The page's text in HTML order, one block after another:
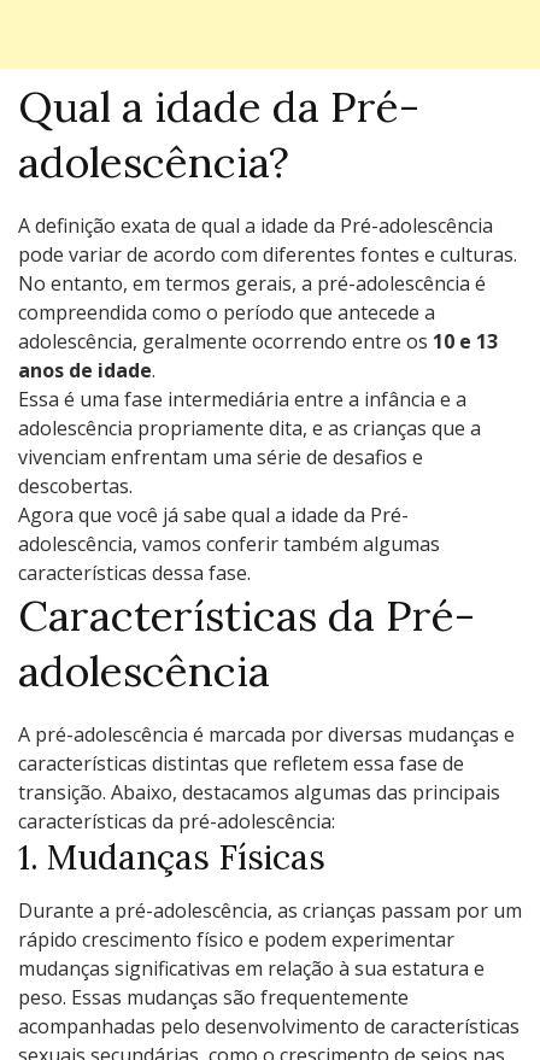
Qual a idade da Pré-
adolescência?
A definição exata de qual a idade da Pré-adolescência
pode variar de acordo com diferentes fontes e culturas.
No entanto, em termos gerais, a pré-adolescência é
compreendida como o período que antecede a
adolescência, geralmente ocorrendo entre os 10 e 13
anos de idade.
Essa é uma fase intermediária entre a infância e a
adolescência propriamente dita, e as crianças que a
vivenciam enfrentam uma série de desafios e
descobertas.
Agora que você já sabe qual a idade da Pré-
adolescência, vamos conferir também algumas
características dessa fase.
Características da Pré-
adolescência
A pré-adolescência é marcada por diversas mudanças e
características distintas que refletem essa fase de
transição. Abaixo, destacamos algumas das principais
características da pré-adolescência:
1. Mudanças Físicas
Durante a pré-adolescência, as crianças passam por um
rápido crescimento físico e podem experimentar
mudanças significativas em relação à sua estatura e
peso. Essas mudanças são frequentemente
acompanhadas pelo desenvolvimento de características